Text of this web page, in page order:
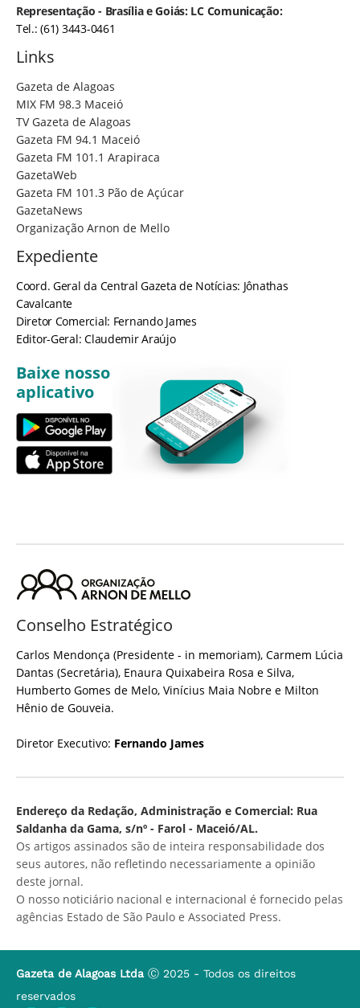
Representação - Brasília e Goiás: LC Comunicação:
Tel.: (61) 3443-0461
Links
Gazeta de Alagoas
MIX FM 98.3 Maceió
TV Gazeta de Alagoas
Gazeta FM 94.1 Maceió
Gazeta FM 101.1 Arapiraca
GazetaWeb
Gazeta FM 101.3 Pão de Açúcar
GazetaNews
Organização Arnon de Mello
Expediente
Coord. Geral da Central Gazeta de Notícias: Jônathas
Cavalcante
Diretor Comercial: Fernando James
Editor-Geral: Claudemir Araújo
Baixe nosso
aplicativo
Conselho Estratégico
Carlos Mendonça (Presidente - in memoriam), Carmem Lúcia
Dantas (Secretária), Enaura Quixabeira Rosa e Silva,
Humberto Gomes de Melo, Vinícius Maia Nobre e Milton
Hênio de Gouveia.
Diretor Executivo: Fernando James
Endereço da Redação, Administração e Comercial: Rua
Saldanha da Gama, s/nº - Farol - Maceió/AL.
Os artigos assinados são de inteira responsabilidade dos
seus autores, não refletindo necessariamente a opinião
deste jornal.
O nosso noticiário nacional e internacional é fornecido pelas
agências Estado de São Paulo e Associated Press.
Gazeta de Alagoas Ltda Ⓒ 2025 - Todos os direitos
reservados